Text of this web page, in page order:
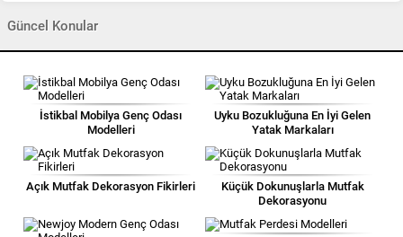
Güncel Konular
İstikbal Mobilya Genç Odası
Modelleri
Uyku Bozukluğuna En İyi Gelen
Yatak Markaları
Açık Mutfak Dekorasyon Fikirleri
Küçük Dokunuşlarla Mutfak
Dekorasyonu